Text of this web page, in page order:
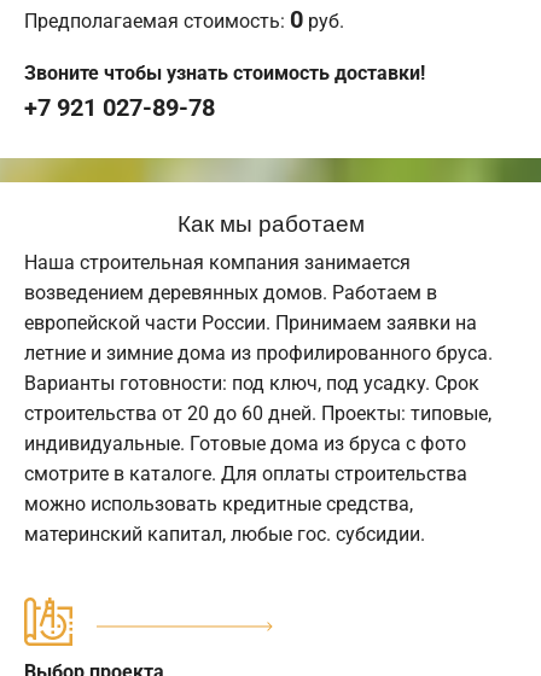
Предполагаемая стоимость: 0 руб.
Звоните чтобы узнать стоимость доставки!
+7 921 027-89-78
Как мы работаем
Наша строительная компания занимается
возведением деревянных домов. Работаем в
европейской части России. Принимаем заявки на
летние и зимние дома из профилированного бруса.
Варианты готовности: под ключ, под усадку. Срок
строительства от 20 до 60 дней. Проекты: типовые,
индивидуальные. Готовые дома из бруса с фото
смотрите в каталоге. Для оплаты строительства
можно использовать кредитные средства,
материнский капитал, любые гос. субсидии.